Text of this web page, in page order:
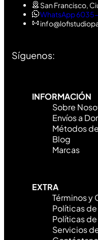
San Francisco,
WhatsApp
Síguenos:
INFORMACIÓN
Sobre
Envíos a
Métodos
Blog
Marcas
EXTRA
Términos y
Políticas
Políticas
Servicios